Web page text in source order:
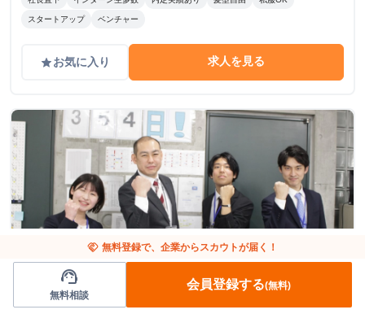
スタートアップ ベンチャー
gradeお気に入り 求人を見る
その他
handshake 無料登録で、企業からスカウトが届く！
support_agent
無料相談
会員登録する(無料)